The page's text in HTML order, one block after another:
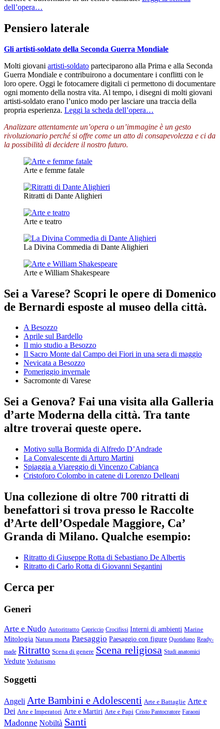
dell’opera…
Pensiero laterale
Gli artisti-soldato della Seconda Guerra Mondiale
Molti giovani artisti-soldato parteciparono alla Prima e alla Seconda
Guerra Mondiale e contribuirono a documentare i conflitti con le
loro opere. Oggi le fotocamere digitali ci permettono di documentare
ogni momento della nostra vita. Al tempo, i disegni di molti giovani
artisti-soldato erano l’unico modo per lasciare una traccia della
propria esperienza. Leggi la scheda dell’opera…
Analizzare attentamente un’opera o un’immagine è un gesto
rivoluzionario perché si offre come un atto di consapevolezza e ci da
la possibilità di decidere il nostro futuro.
Arte e femme fatale
Ritratti di Dante Alighieri
Arte e teatro
La Divina Commedia di Dante Alighieri
Arte e William Shakespeare
Sei a Varese? Scopri le opere di Domenico
de Bernardi esposte al museo della città.
A Besozzo
Aprile sul Bardello
Il mio studio a Besozzo
Il Sacro Monte dal Campo dei Fiori in una sera di maggio
Nevicata a Besozzo
Pomeriggio invernale
Sacromonte di Varese
Sei a Genova? Fai una visita alla Galleria
d’arte Moderna della città. Tra tante
altre troverai queste opere.
Motivo sulla Bormida di Alfredo D’Andrade
La Convalescente di Arturo Martini
Spiaggia a Viareggio di Vincenzo Cabianca
Cristoforo Colombo in catene di Lorenzo Delleani
Una collezione di oltre 700 ritratti di
benefattori si trova presso le Raccolte
d’Arte dell’Ospedale Maggiore, Ca’
Granda di Milano. Qualche esempio:
Ritratto di Giuseppe Rotta di Sebastiano De Albertis
Ritratto di Carlo Rotta di Giovanni Segantini
Cerca per
Generi
Arte e Nudo Autoritratto Capriccio Crocifissi Interni di ambienti Marine
Mitologia Natura morta Paesaggio Paesaggio con figure Quotidiano Ready-
made Ritratto Scena di genere Scena religiosa Studi anatomici
Vedute Vedutismo
Soggetti
Angeli Arte Bambini e Adolescenti Arte e Battaglie Arte e
Dei Arte e Imperatori Arte e Martiri Arte e Papi Cristo Pantocratore Faraoni
Madonne Nobiltà Santi